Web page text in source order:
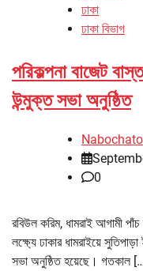
ঢাকা
ঢাকা বিভাগ
পরিকল্পনা বাজেট
উন্মুক্ত সভা অনুষ্ঠিত
0
রবিউল করিম, ধামরাই আগামী
লক্ষ্যে ঢাকার ধামরাইয়ে
সভা অনুষ্ঠিত হয়েছে। গতকাল